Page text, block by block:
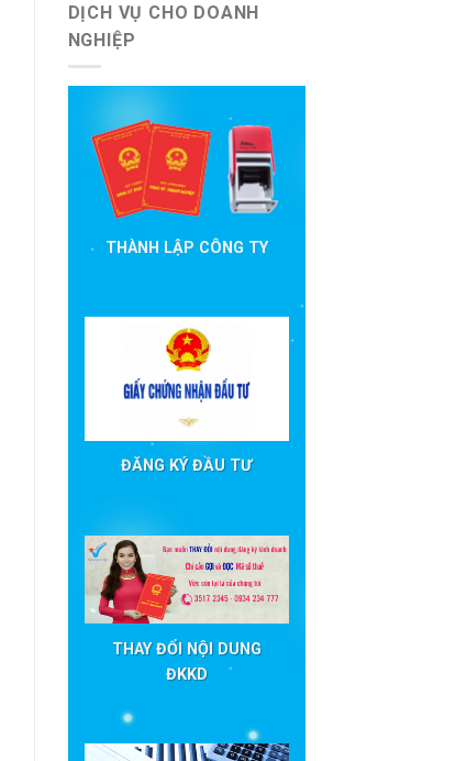
hành
DỊCH VỤ CHO DOANH
NGHIỆP
THÀNH LẬP CÔNG TY
ĐĂNG KÝ ĐẦU TƯ
THAY ĐỔI NỘI DUNG
ĐKKD